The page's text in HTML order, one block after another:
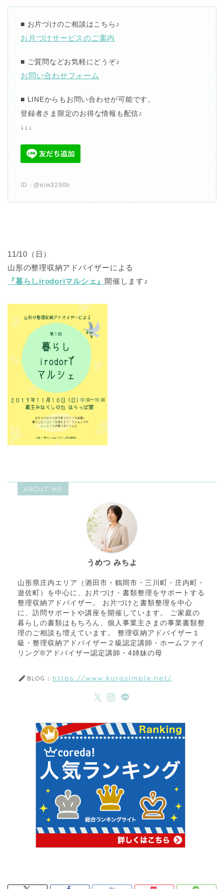
■ お片づけのご相談はこちら ♪
お片づけサービスのご案内
■ ご質問などお気軽にどうぞ♪
お問い合わせフォーム
■ LINEからも お問い合わせが可能です。
登録者さま限定のお得な情報も配信♪
↓ ↓ ↓
ID ： @eiw3290b
11/10（日）
山形の整理収納アドバイザーによる
『暮らしirodoriマルシェ』 開催します♪
ABOUT ME
うめつ みちよ
山形県庄内エリア（酒田市・鶴岡市・三川町・庄内町・
遊佐町）を中心に、お片づけ・書類整理をサポートする
整理収納アドバイザー。 お片づけと書類整理を中心
に、訪問サポートや講座を開催しています。 ご家庭の
暮らしの書類はもちろん、個人事業主さまの事業書類整
理のご相談も増えています。 整理収納アドバイザー１
級・整理収納アドバイザー２級認定講師・ホームファイ
リング®アドバイザー認定講師・4姉妹の母
BLOG： https://www.kurasimple.net/